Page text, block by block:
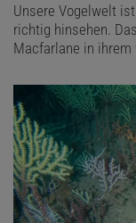
Unsere Vogelwelt
richtig hinsehen.
Macfarlane in ihrem